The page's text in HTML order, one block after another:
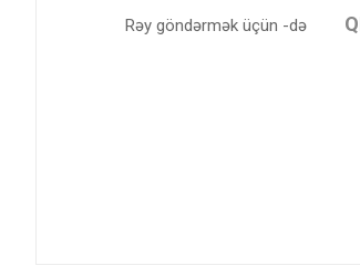
Rəy göndərmək üçün -də